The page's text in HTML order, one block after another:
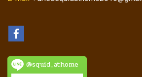
@squid_athome